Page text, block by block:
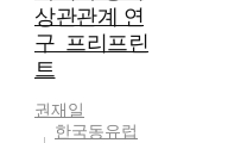
상관관계 연
구_프리프린
트
권재일
한국동유럽